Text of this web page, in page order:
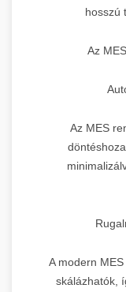
hosszú
Az
Az MES
A modern
skálázhatók,